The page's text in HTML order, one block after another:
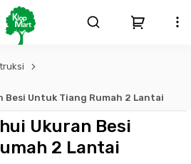
K3
Elektro
Besi Untuk Tiang Rumah 2 Lantai
Ukuran Besi
2 Lantai